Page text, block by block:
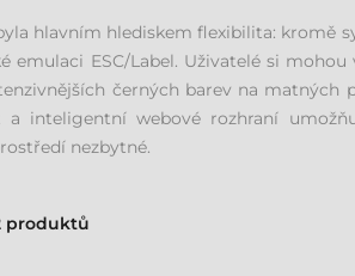
hlavním hlediskem flexibilita: kromě
emulaci ESC/Label. Uživatelé si
černých barev na matných
a inteligentní webové rozhraní
nezbytné.
produktů